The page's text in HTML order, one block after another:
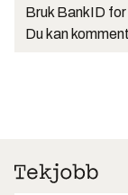
Bruk BankID
Du kan